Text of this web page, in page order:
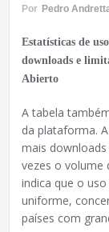
Por Pedro
Estatísticas de
downloads e
Abierto
A tabela
da plataforma.
mais
vezes o volume
indica que o
uniforme,
países com